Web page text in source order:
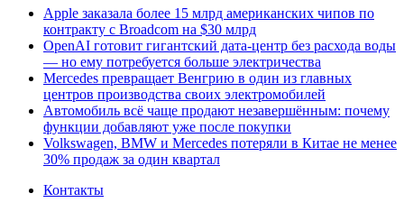
Apple заказала более 15 млрд американских чипов по
контракту с Broadcom на $30 млрд
OpenAI готовит гигантский дата-центр без расхода воды
— но ему потребуется больше электричества
Mercedes превращает Венгрию в один из главных
центров производства своих электромобилей
Автомобиль всё чаще продают незавершённым: почему
функции добавляют уже после покупки
Volkswagen, BMW и Mercedes потеряли в Китае не менее
30% продаж за один квартал
Контакты